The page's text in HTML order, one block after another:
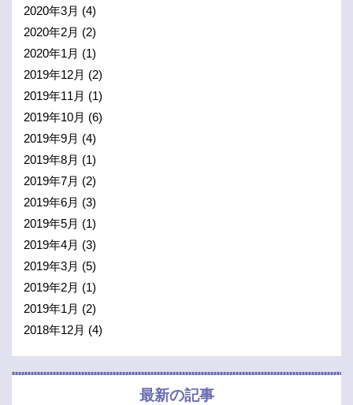
2020年3月 (4)
2020年2月 (2)
2020年1月 (1)
2019年12月 (2)
2019年11月 (1)
2019年10月 (6)
2019年9月 (4)
2019年8月 (1)
2019年7月 (2)
2019年6月 (3)
2019年5月 (1)
2019年4月 (3)
2019年3月 (5)
2019年2月 (1)
2019年1月 (2)
2018年12月 (4)
最新の記事